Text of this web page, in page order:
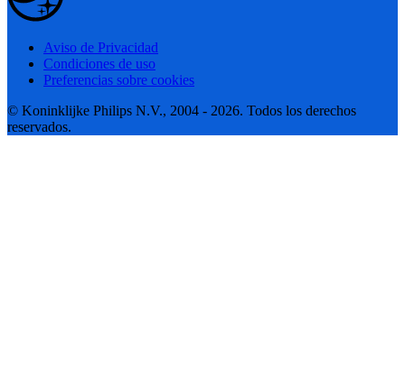
Aviso de Privacidad
Condiciones de uso
Preferencias sobre cookies
© Koninklijke Philips N.V., 2004 - 2026. Todos los derechos
reservados.